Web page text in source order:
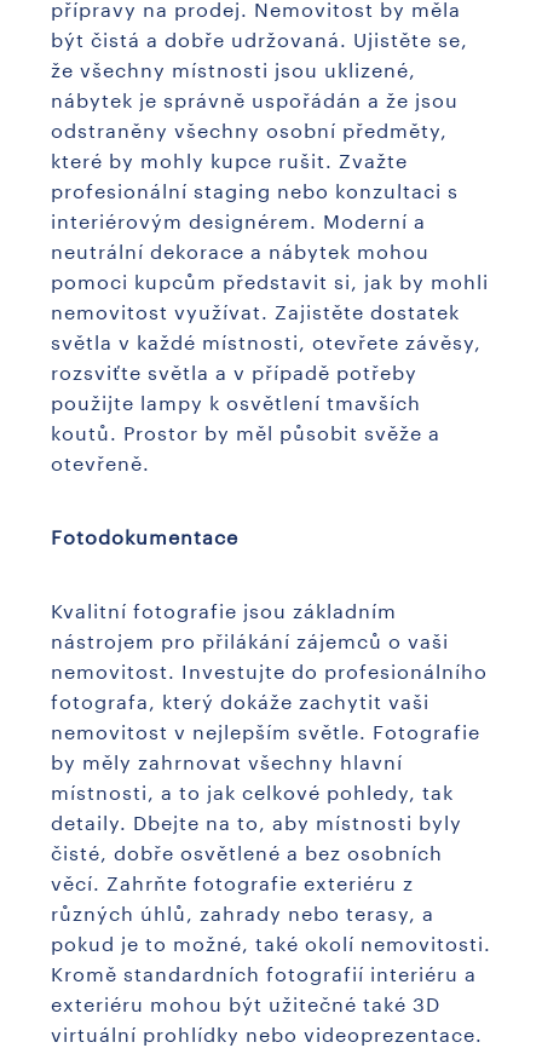
přípravy na prodej. Nemovitost by měla
být čistá a dobře udržovaná. Ujistěte se,
že všechny místnosti jsou uklizené,
nábytek je správně uspořádán a že jsou
odstraněny všechny osobní předměty,
které by mohly kupce rušit. Zvažte
profesionální staging nebo konzultaci s
interiérovým designérem. Moderní a
neutrální dekorace a nábytek mohou
pomoci kupcům představit si, jak by mohli
nemovitost využívat. Zajistěte dostatek
světla v každé místnosti, otevřete závěsy,
rozsviťte světla a v případě potřeby
použijte lampy k osvětlení tmavších
koutů. Prostor by měl působit svěže a
otevřeně.
Fotodokumentace
Kvalitní fotografie jsou základním
nástrojem pro přilákání zájemců o vaši
nemovitost. Investujte do profesionálního
fotografa, který dokáže zachytit vaši
nemovitost v nejlepším světle. Fotografie
by měly zahrnovat všechny hlavní
místnosti, a to jak celkové pohledy, tak
detaily. Dbejte na to, aby místnosti byly
čisté, dobře osvětlené a bez osobních
věcí. Zahrňte fotografie exteriéru z
různých úhlů, zahrady nebo terasy, a
pokud je to možné, také okolí nemovitosti.
Kromě standardních fotografií interiéru a
exteriéru mohou být užitečné také 3D
virtuální prohlídky nebo videoprezentace.